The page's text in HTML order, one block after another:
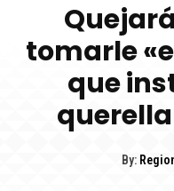
tomarle
que
By: